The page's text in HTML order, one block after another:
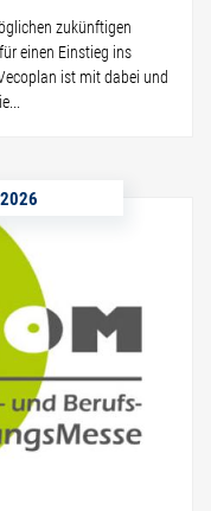
zukünftigen
einen Einstieg ins
ist mit dabei und